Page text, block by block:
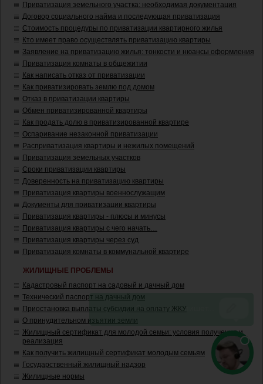
Приватизация земельного участка: необходимая документация
Договор социального найма и последующая приватизация
Стоимость процедуры по приватизации квартирного жилья
Кто имеет право осуществлять приватизацию квартиры
Заявление на приватизацию жилья: тонкости и нюансы оформления
Приватизация комнаты в общежитии
Как написать отказ от приватизации
Как приватизировать землю под домом
Отказ в приватизации квартиры
Обмен приватизированной квартиры
Как продать долю в приватизированной квартире
Оспаривание незаконной приватизации
Расприватизация квартиры и нежилых помещений
Приватизация земельных участков
Сроки приватизации квартиры
Доверенность на приватизацию квартиры
Приватизация квартиры военнослужащим
Документы для приватизации квартиры
Приватизация квартиры - плюсы и минусы
Приватизация квартиры с чего начать…
Приватизация квартиры через суд
Приватизация комнаты в коммунальной квартире
ЖИЛИЩНЫЕ ПРОБЛЕМЫ
Кадастровый паспорт на садовый и дачный дом
Технический паспорт на дачный дом
Приостановка выплаты субсидии на оплату ЖКУ
О принудительном изъятии земли
Жилищный сертификат для молодой семьи: условия получения и
реализация
Как получить жилищный сертификат молодым семьям
Государственный жилищный надзор
Жилищные нормы